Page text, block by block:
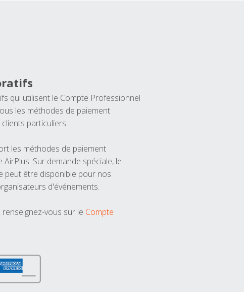
qui utilisent le Compte Professionnel
les méthodes de paiement
particuliers.
les méthodes de paiement
Sur demande spéciale, le
peut être disponible pour nos
d'événements.
vous sur le Compte